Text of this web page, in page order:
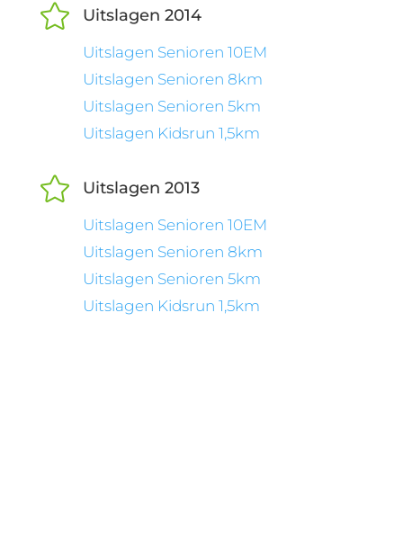
 Uitslagen 2014
Uitslagen Senioren 10EM
Uitslagen Senioren 8km
Uitslagen Senioren 5km
Uitslagen Kidsrun 1,5km
 Uitslagen 2013
Uitslagen Senioren 10EM
Uitslagen Senioren 8km
Uitslagen Senioren 5km
Uitslagen Kidsrun 1,5km